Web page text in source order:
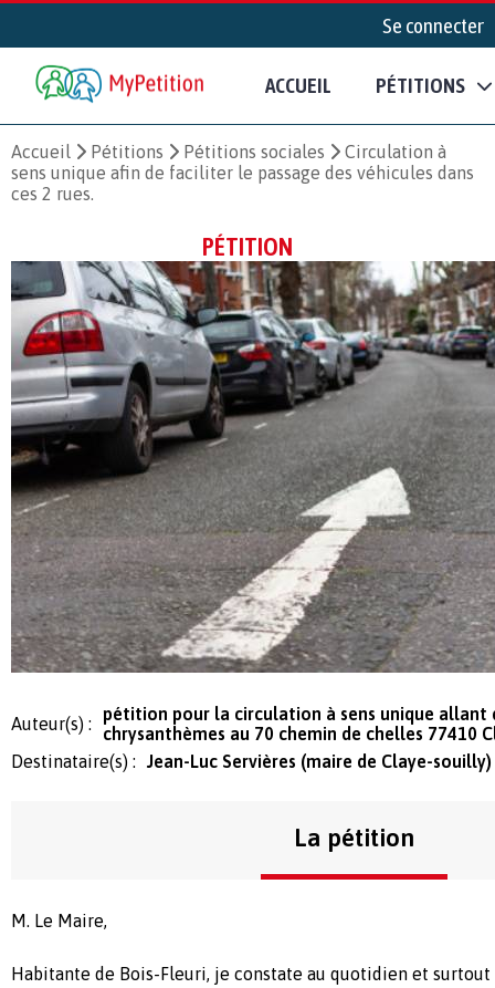
Se connecter
ACCUEIL PÉTITIONS
Accueil Pétitions Pétitions sociales
Circulation à
sens unique afin de faciliter le passage des véhicules dans
ces 2 rues.
PÉTITION
Auteur(s) :
pétition pour la circulation à sens unique allant
chrysanthèmes au 70 chemin de chelles 77410
Destinataire(s) :
Jean-Luc Servières (maire de Claye-souilly)
La pétition
M. Le Maire,
Habitante de Bois-Fleuri, je constate au quotidien et